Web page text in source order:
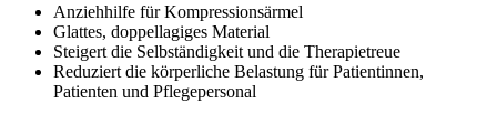
Anziehhilfe für Kompressionsärmel
Glattes, doppellagiges Material
Steigert die Selbständigkeit und die Therapietreue
Reduziert die körperliche Belastung für Patientinnen,
Patienten und Pflegepersonal